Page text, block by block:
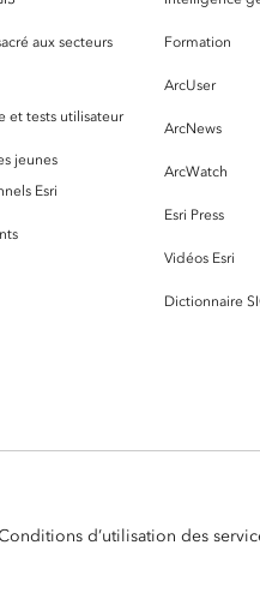
aux secteurs
et tests utilisateur
jeunes
Esri
Formation
ArcUser
ArcNews
ArcWatch
Esri Press
Vidéos Esri
Dictionnaire
d’utilisation des